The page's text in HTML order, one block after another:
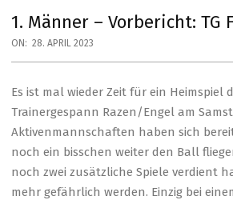
HANDBALL
1. Männer – Vorbericht: TG
ON: 28. APRIL 2023
Es ist mal wieder Zeit für ein Heimspiel
Trainergespann Razen/Engel am
Aktivenmannschaften haben sich
noch ein bisschen weiter den Ball
noch zwei zusätzliche Spiele verdient
mehr gefährlich werden. Einzig bei